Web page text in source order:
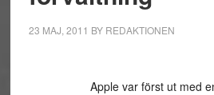
23 MAJ, 2011 BY REDAKTIONEN
Apple var först ut med